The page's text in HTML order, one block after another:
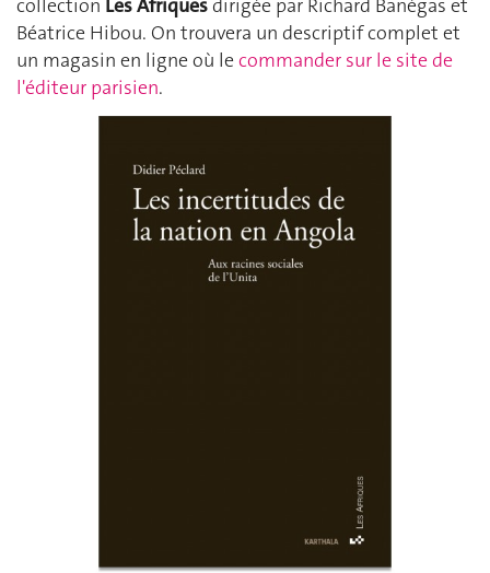
collection Les Afriques dirigée par Richard Banégas et
Béatrice Hibou. On trouvera un descriptif complet et
un magasin en ligne où lecommander sur le site de
l'éditeur parisien.